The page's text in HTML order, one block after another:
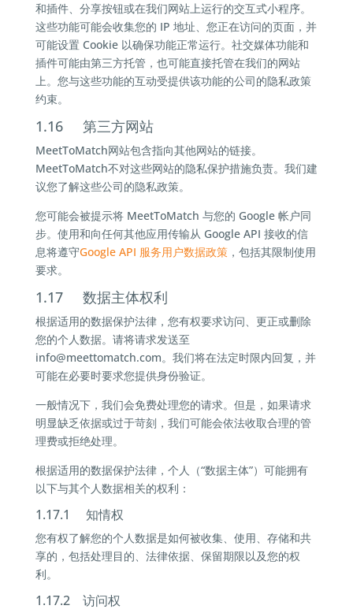
和插件、分享按钮或在我们网站上运行的交互式小程序。
这些功能可能会收集您的 IP 地址、您正在访问的页面，并
可能设置 Cookie 以确保功能正常运行。社交媒体功能和
插件可能由第三方托管，也可能直接托管在我们的网站
上。您与这些功能的互动受提供该功能的公司的隐私政策
约束。
1.16 第三方网站
MeetToMatch网站包含指向其他网站的链接。
MeetToMatch不对这些网站的隐私保护措施负责。我们建
议您了解这些公司的隐私政策。
您可能会被提示将 MeetToMatch 与您的 Google 帐户同
步。使用和向任何其他应用传输从 Google API 接收的信
息将遵守Google API 服务用户数据政策，包括其限制使用
要求。
1.17 数据主体权利
根据适用的数据保护法律，您有权要求访问、更正或删除
您的个人数据。请将请求发送至
info@meettomatch.com。我们将在法定时限内回复，并
可能在必要时要求您提供身份验证。
一般情况下，我们会免费处理您的请求。但是，如果请求
明显缺乏依据或过于苛刻，我们可能会依法收取合理的管
理费或拒绝处理。
根据适用的数据保护法律，个人（“数据主体”）可能拥有
以下与其个人数据相关的权利：
1.17.1 知情权
您有权了解您的个人数据是如何被收集、使用、存储和共
享的，包括处理目的、法律依据、保留期限以及您的权
利。
1.17.2 访问权